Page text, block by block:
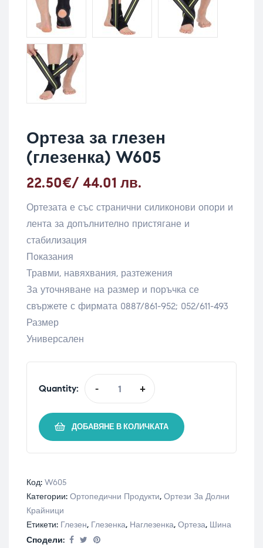
Ортеза за глезен
(глезенка) W605
22.50€/ 44.01 лв.
Ортезата е със странични силиконови опори и
лента за допълнително пристягане и
стабилизация
Показания
Травми, навяхвания, разтежения
За уточняване на размер и поръчка се
свържете с фирмата 0887/861-952; 052/611-493
Размер
Универсален
Quantity: - +
ДОБАВЯНЕ В КОЛИЧКАТА
Код: W605
Категории: Ортопедични Продукти, Ортези За Долни
Крайници
Етикети: Глезен, Глезенка, Наглезенка, Ортеза, Шина
Сподели: